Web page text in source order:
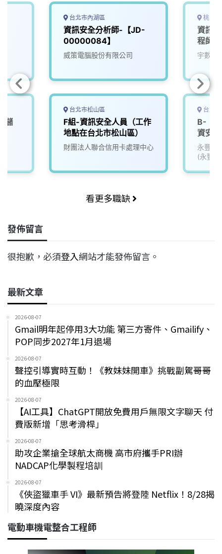
o
s
I
n
n
儲
台北市內湖區
資訊安全分析師-【JD-
00000084】
威策電腦股份有限公司
台北市松山區
F組-資訊安全人員（工作
地點在台北市松山區）
財團法人聯合信用卡處理中心
桃園
資訊
程師
宇數科
台北
B-《
資安
永豐金
(永豐
看更多職缺
發佈留言
很抱歉，必須登入網站才能發佈留言。
最新文章
2026-08-07
Gmail明年起停用3大功能 第三方寄件、Gmailify、
POP同步2027年1月退場
2026-08-07
聲控引導實時互動！《教妹妹開車》挑戰副駕哥哥
的血壓極限
2026-08-07
【AI工具】ChatGPT開放免費用戶無限文字聊天 付
費版新增「思考滑桿」
2026-08-07
助攻企業搶全球航太商機 高市府攜手PRI辦
NADCAP化學製程培訓
2026-08-07
《俠盜獵車手 VI》最新預告將登陸 Netflix！8/28揭
曉深度內容
電動車機電整合工程師